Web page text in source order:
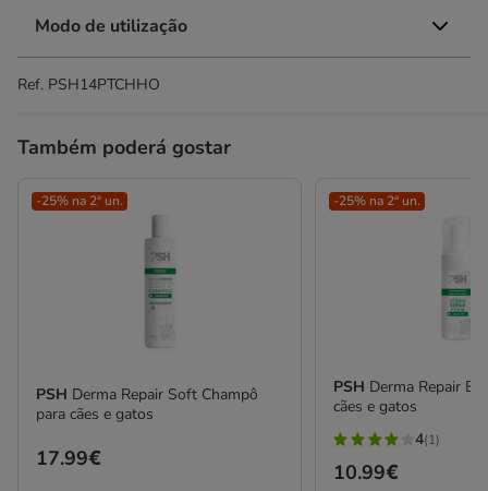
Modo de utilização
Ref. PSH14PTCHHO
Também poderá gostar
-25% na 2ª un.
PSH Derma Repair Soft Champô
para cães e gatos
Preço
17.99€
-25% na 2ª un.
PSH Derma Repair
cães e gatos
4
estrelas
4(1)
Preço
10.99€